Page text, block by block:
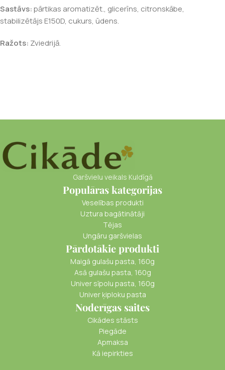
Sastāvs:pārtikas aromatizēt., glicerīns, citronskābe,
stabilizētājs E150D, cukurs, ūdens.
Ražots: Zviedrijā.
Garšvielu veikals Kuldīgā
Populāras kategorijas
Veselības produkti
Uztura bagātinātāji
Tējas
Ungāru garšvielas
Pārdotākie produkti
Maigā gulašu pasta, 160g
Asā gulašu pasta, 160g
Univer sīpolu pasta, 160g
Univer ķiploku pasta
Noderīgas saites
Cikādes stāsts
Piegāde
Apmaksa
Kā iepirkties